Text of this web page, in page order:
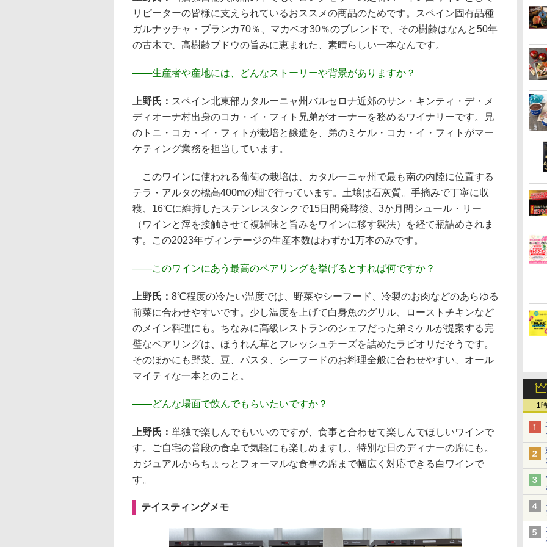
1
リピーターの皆様に支えられているおススメの商品のためです。スペイン固有品種
ガルナッチャ・ブランカ70％、マカベオ30％のブレンドで、その樹齢はなんと50年
の古木で、高樹齢ブドウの旨みに恵まれた、素晴らしい一本なんです。
――生産者や産地には、どんなストーリーや背景がありますか？
上野氏： スペイン北東部カタルーニャ州バルセロナ近郊のサン・キンティ・デ・メ
ディオーナ村出身のコカ・イ・フィト兄弟がオーナーを務めるワイナリーです。兄
のトニ・コカ・イ・フィトが栽培と醸造を、弟のミケル・コカ・イ・フィトがマー
ケティング業務を担当しています。
このワインに使われる葡萄の栽培は、カタルーニャ州で最も南の内陸に位置する
テラ・アルタの標高400mの畑で行っています。土壌は石灰質。手摘みで丁寧に収
穫、16℃に維持したステンレスタンクで15日間発酵後、3か月間シュール・リー
（ワインと滓を接触させて複雑味と旨みをワインに移す製法）を経て瓶詰めされま
す。この2023年ヴィンテージの生産本数はわずか1万本のみです。
――このワインにあう最高のペアリングを挙げるとすれば何ですか？
上野氏： 8℃程度の冷たい温度では、野菜やシーフード、冷製のお肉などのあらゆる
前菜に合わせやすいです。少し温度を上げて白身魚のグリル、ローストチキンなど
のメイン料理にも。ちなみに高級レストランのシェフだった弟ミケルが提案する完
璧なペアリングは、ほうれん草とフレッシュチーズを詰めたラビオリだそうです。
そのほかにも野菜、豆、パスタ、シーフードのお料理全般に合わせやすい、オール
マイティな一本とのこと。
――どんな場面で飲んでもらいたいですか？
上野氏： 単独で楽しんでもいいのですが、食事と合わせて楽しんでほしいワインで
す。ご自宅の普段の食卓で気軽にも楽しめますし、特別な日のディナーの席にも。
カジュアルからちょっとフォーマルな食事の席まで幅広く対応できる白ワインで
す。
テイスティングメモ